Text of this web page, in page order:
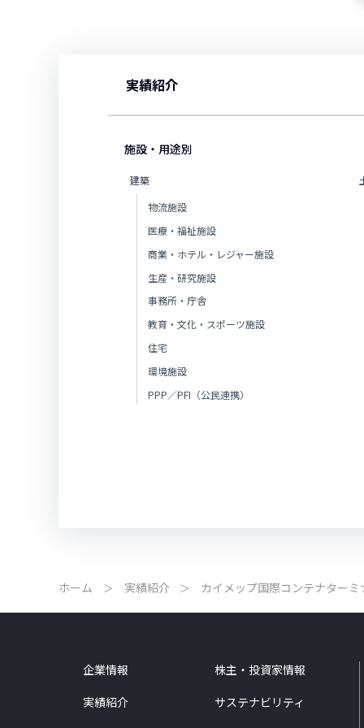
実績紹介
施設・用途別
建築
物流施設
医療・福祉施設
商業・ホテル・レジャー施設
生産・研究施設
事務所・庁舎
教育・文化・スポーツ施設
住宅
環境施設
PPP／PFI（公民連携）
ホーム 実績紹介 カイメップ国際コンテナター
企業情報
株主・投資家情報
実績紹介
サステナビリティ